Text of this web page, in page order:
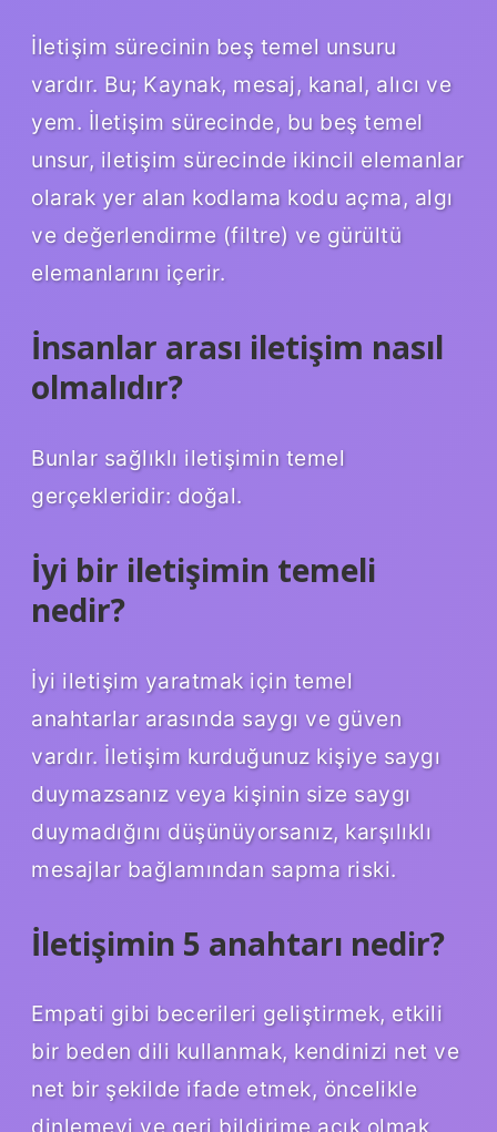
İletişim sürecinin beş temel unsuru
vardır. Bu; Kaynak, mesaj, kanal, alıcı ve
yem. İletişim sürecinde, bu beş temel
unsur, iletişim sürecinde ikincil elemanlar
olarak yer alan kodlama kodu açma, algı
ve değerlendirme (filtre) ve gürültü
elemanlarını içerir.
İnsanlar arası iletişim nasıl
olmalıdır?
Bunlar sağlıklı iletişimin temel
gerçekleridir: doğal.
İyi bir iletişimin temeli
nedir?
İyi iletişim yaratmak için temel
anahtarlar arasında saygı ve güven
vardır. İletişim kurduğunuz kişiye saygı
duymazsanız veya kişinin size saygı
duymadığını düşünüyorsanız, karşılıklı
mesajlar bağlamından sapma riski.
İletişimin 5 anahtarı nedir?
Empati gibi becerileri geliştirmek, etkili
bir beden dili kullanmak, kendinizi net ve
net bir şekilde ifade etmek, öncelikle